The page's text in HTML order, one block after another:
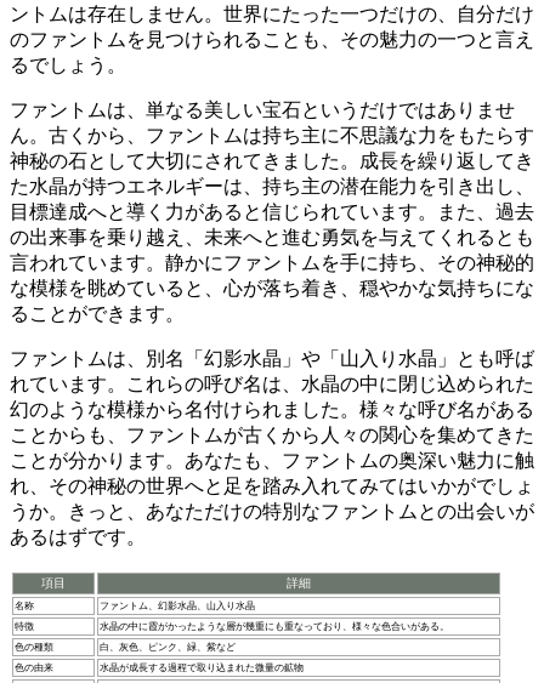
ントムは存在しません。世界にたった一つだけの、自分だけ
のファントムを見つけられることも、その魅力の一つと言え
るでしょう。
ファントムは、単なる美しい宝石というだけではありませ
ん。 古くから、ファントムは持ち主に不思議な力をもたらす
神秘の石として大切にされてきました。成長を繰り返してき
た水晶が持つエネルギーは、 持ち主の潜在能力を引き出し、
目標達成へと導く力があると信じられています。
また、過去
の出来事を乗り越え、未来へと進む勇気を与えてくれるとも
言われています。静かにファントムを手に持ち、その神秘的
な模様を眺めていると、心が落ち着き、穏やかな気持ちにな
ることができます。
ファントムは、別名「幻影水晶」や「山入り水晶」とも呼ば
れています。
これらの呼び名は、水晶の中に閉じ込められた
幻のような模様から名付けられました。様々な呼び名がある
ことからも、ファントムが古くから人々の関心を集めてきた
ことが分かります。あなたも、ファントムの奥深い魅力に触
れ、その神秘の世界へと足を踏み入れてみてはいかがでしょ
うか。きっと、あなただけの特別なファントムとの出会いが
あるはずです。
項目 詳細
名称
ファントム、幻影水晶、山入り水晶
特徴
水晶の中に霞がかったような層が幾重にも重なっており、様々な色合いがある。
色の種類
白、灰色、ピンク、緑、紫など
色の由来
水晶が成長する過程で取り込まれた微量の鉱物